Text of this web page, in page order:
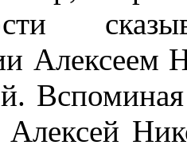
Алексеем
Алексей